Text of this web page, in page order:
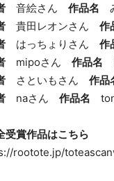
音絵さん 作品名
貴田レオンさん 作
はっちょりさん 作
mipoさん 作品名
さといもさん 作品
naさん 作品名
受賞作品はこちら
rootote.jp/